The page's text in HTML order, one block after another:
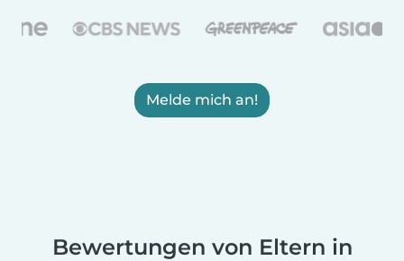
Melde mich an!
Bewertungen von Eltern in